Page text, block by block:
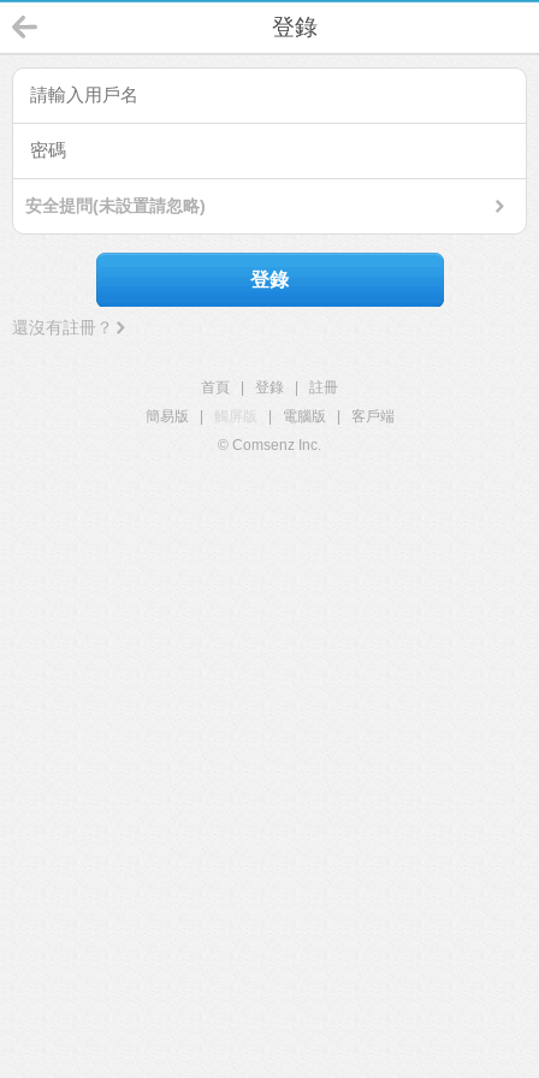
登錄
安全提問(未設置請忽略)
登錄
還沒有註冊？
首頁 登錄
註冊
簡易版
觸屏版 電腦版
客戶端
© Comsenz Inc.